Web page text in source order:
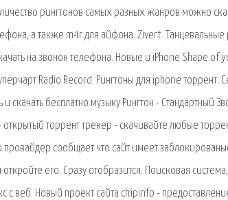
рингтонов самых разных жанров можно
а также m4r для айфона. Zivert. Танцевальные
на звонок телефона. Новые и iPhone Shape of
Radio Record. Рингтоны для iphone торрент.
бесплатно музыку Рингтон - Стандартный
торрент трекер - скачивайте любые
сообщает что сайт имеет
его. Сразу отобразится. Поисковая
веб. Новый проект сайта chipinfo -